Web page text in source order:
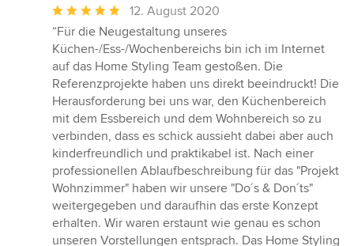
Durchschnittliche
Bewertung:
5
von
5
Sternen
12. August 2020
“Für die Neugestaltung unseres
Küchen-/Ess-/Wochenbereichs bin ich im Internet
auf das Home Styling Team gestoßen. Die
Referenzprojekte haben uns direkt beeindruckt! Die
Herausforderung bei uns war, den Küchenbereich
mit dem Essbereich und dem Wohnbereich so zu
verbinden, dass es schick aussieht dabei aber auch
kinderfreundlich und praktikabel ist. Nach einer
professionellen Ablaufbeschreibung für das "Projekt
Wohnzimmer" haben wir unsere "Do´s & Don´ts"
weitergegeben und daraufhin das erste Konzept
erhalten. Wir waren erstaunt wie genau es schon
unseren Vorstellungen entsprach. Das Home Styling